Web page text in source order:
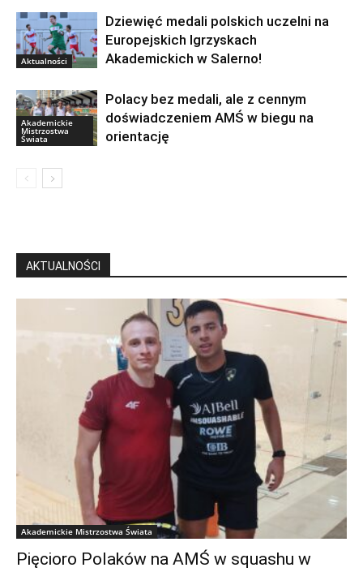
Aktualności
Dziewięć medali polskich uczelni na
Europejskich Igrzyskach
Akademickich w Salerno!
Akademickie
Mistrzostwa
Świata
Polacy bez medali, ale z cennym
doświadczeniem AMŚ w biegu na
orientację
AKTUALNOŚCI
Akademickie Mistrzostwa Świata
Pięcioro Polaków na AMŚ w squashu w